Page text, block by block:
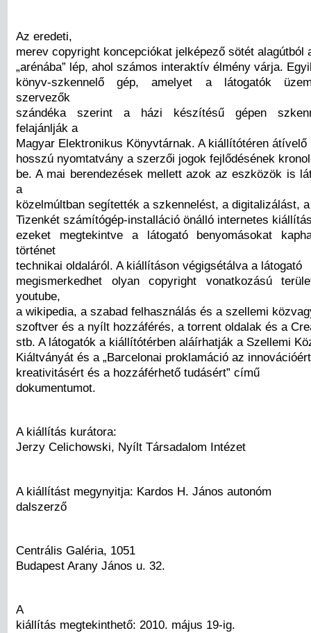
Az eredeti,
merev copyright koncepciókat jelképező sötét alagútból
„arénába” lép, ahol számos interaktív élmény várja.
könyv-szkennelő gép, amelyet a látogatók
szervezők
szándéka szerint a házi készítésű gépen
felajánlják a
Magyar Elektronikus Könyvtárnak. A kiállítótéren átívelő
hosszú nyomtatvány a szerzői jogok fejlődésének
be. A mai berendezések mellett azok az eszközök is
a
közelmúltban segítették a szkennelést, a digitalizálást,
Tizenkét számítógép-installáció önálló internetes
ezeket megtekintve a látogató benyomásokat
történet
technikai oldaláról. A kiállításon végigsétálva a látogató
megismerkedhet olyan copyright vonatkozású
youtube,
a wikipedia, a szabad felhasználás és a szellemi
szoftver és a nyílt hozzáférés, a torrent oldalak és a
stb. A látogatók a kiállítótérben aláírhatják a Szellemi
Kiáltványát és a „Barcelonai proklamáció az
kreativitásért és a hozzáférhető tudásért” című
dokumentumot.
A kiállítás kurátora:
Jerzy Celichowski, Nyílt Társadalom Intézet
A kiállítást megynyitja: Kardos H. János autonóm
dalszerző
Centrális Galéria, 1051
Budapest Arany János u. 32.
A
kiállítás megtekinthető: 2010. május 19-ig.